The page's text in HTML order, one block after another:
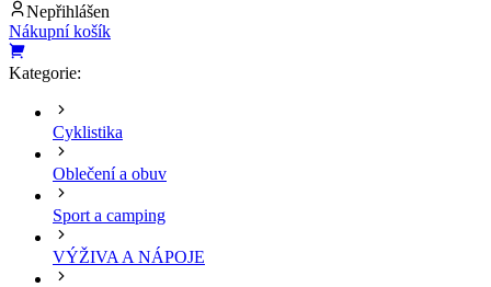
Nepřihlášen
Nákupní košík
Kategorie:
Cyklistika
Oblečení a obuv
Sport a camping
VÝŽIVA A NÁPOJE